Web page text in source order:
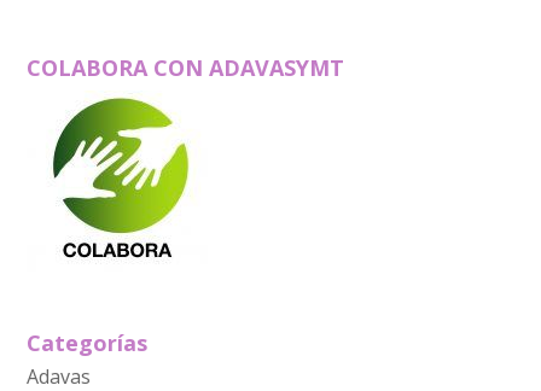
COLABORA CON ADAVASYMT
Categorías
Adavas